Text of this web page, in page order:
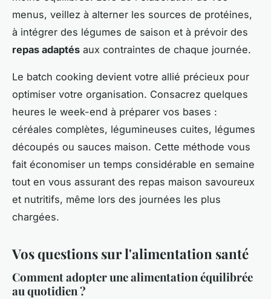
menus, veillez à alterner les sources de protéines,
à intégrer des légumes de saison et à prévoir des
repas adaptés aux contraintes de chaque journée.
Le batch cooking devient votre allié précieux pour
optimiser votre organisation. Consacrez quelques
heures le week-end à préparer vos bases :
céréales complètes, légumineuses cuites, légumes
découpés ou sauces maison. Cette méthode vous
fait économiser un temps considérable en semaine
tout en vous assurant des repas maison savoureux
et nutritifs, même lors des journées les plus
chargées.
Vos questions sur l'alimentation santé
Comment adopter une alimentation équilibrée
au quotidien ?